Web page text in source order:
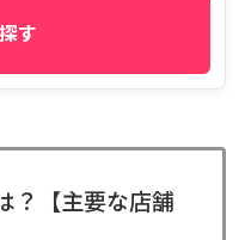
す
？【主要な店舗